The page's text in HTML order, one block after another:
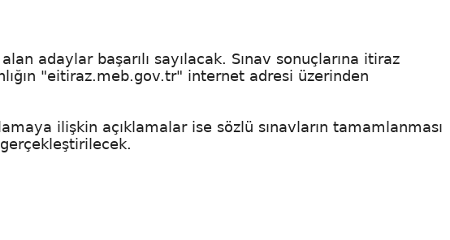
adaylar başarılı sayılacak. Sınav sonuçlarına itiraz
"eitiraz.meb.gov.tr" internet adresi üzerinden
ilişkin açıklamalar ise sözlü sınavların tamamlanması